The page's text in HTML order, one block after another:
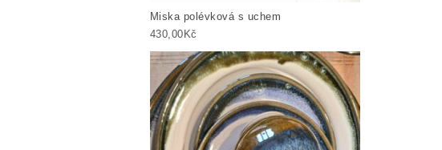
Miska polévková s uchem
430,00Kč